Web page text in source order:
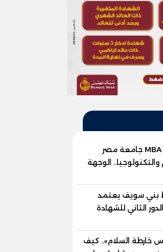
برنامج MBA جامعة مصر
والتكنولوجيا.. الوجهة
للتنفيذيين وقيادات
لصناعة قادة
بني سويف يعتمد
الثاني للشهادة
العامة بنسبة
79.9% نظامي ...و69.55%
منازل.. و70.56% للمهنية ..
خارطة السلام».. كيف